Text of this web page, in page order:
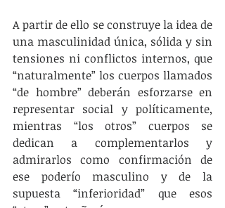
A partir de ello se construye la idea de
una masculinidad única, sólida y sin
tensiones ni conflictos internos, que
“naturalmente” los cuerpos llamados
“de hombre” deberán esforzarse en
representar social y políticamente,
mientras “los otros” cuerpos se
dedican a complementarlos y
admirarlos como confirmación de
ese poderío masculino y de la
supuesta “inferioridad” que esos